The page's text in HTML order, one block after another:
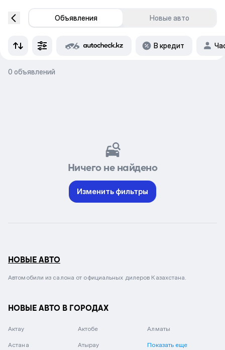
Объявления Новые авто
В кредит
0 объявлений
Ничего не найдено
Изменить фильтры
НОВЫЕ АВТО
Автомобили из салона от официальных дилеров Казахстана.
НОВЫЕ АВТО В ГОРОДАХ
Актау Актобе Алматы
Астана Атырау Показать еще